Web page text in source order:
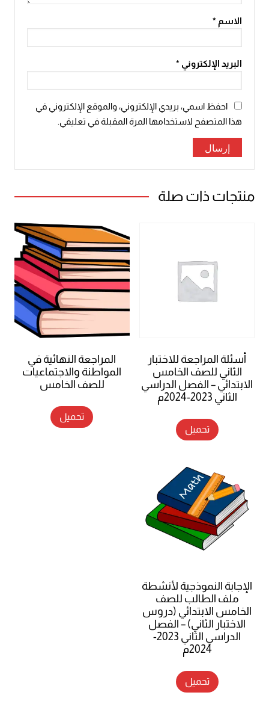
الاسم *
البريد الإلكتروني *
احفظ اسمي، بريدي الإلكتروني، والموقع الإلكتروني في
هذا المتصفح لاستخدامها المرة المقبلة في تعليقي.
منتجات ذات صلة
أسئلة المراجعة للاختبار
الثاني للصف الخامس
الابتدائي – الفصل الدراسي
الثاني 2023-2024م
تحميل
المراجعة النهائية في
المواطنة والاجتماعيات
للصف الخامس
تحميل
الإجابة النموذجية لأنشطة
ملف الطالب للصف
الخامس الابتدائي (دروس
الاختبار الثاني) – الفصل
الدراسي الثاني 2023-
2024م
تحميل